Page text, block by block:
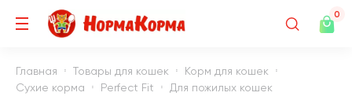
0
Главная Товары для кошек
Корм для кошек
Сухие корма
Perfect Fit Для пожилых кошек